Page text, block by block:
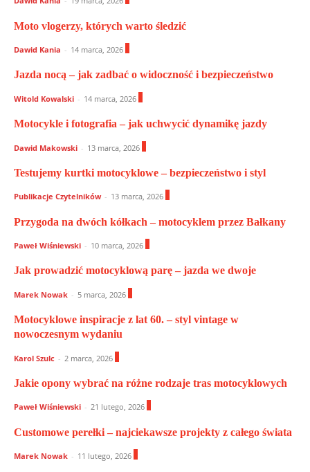
Moto vlogerzy, których warto śledzić
Dawid Kania - 14 marca, 2026
Jazda nocą – jak zadbać o widoczność i bezpieczeństwo
Witold Kowalski - 14 marca, 2026
Motocykle i fotografia – jak uchwycić dynamikę jazdy
Dawid Makowski - 13 marca, 2026
Testujemy kurtki motocyklowe – bezpieczeństwo i styl
Publikacje Czytelników - 13 marca, 2026
Przygoda na dwóch kółkach – motocyklem przez Bałkany
Paweł Wiśniewski - 10 marca, 2026
Jak prowadzić motocyklową parę – jazda we dwoje
Marek Nowak - 5 marca, 2026
Motocyklowe inspiracje z lat 60. – styl vintage w
nowoczesnym wydaniu
Karol Szulc - 2 marca, 2026
Jakie opony wybrać na różne rodzaje tras motocyklowych
Paweł Wiśniewski - 21 lutego, 2026
Customowe perełki – najciekawsze projekty z całego świata
Marek Nowak - 11 lutego, 2026